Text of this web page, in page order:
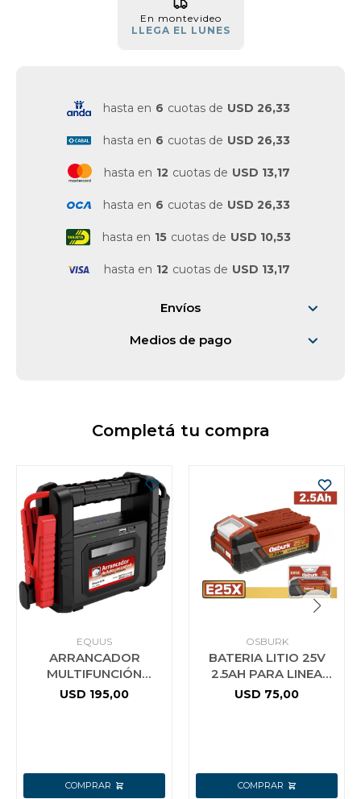
En montevideo
LLEGA EL LUNES
hasta en 6 cuotas de USD 26,33
hasta en 6 cuotas de USD 26,33
hasta en 12 cuotas de USD 13,17
hasta en 6 cuotas de USD 26,33
hasta en 15 cuotas de USD 10,53
hasta en 12 cuotas de USD 13,17
Envíos
Medios de pago
Completá tu compra
EQUUS
ARRANCADOR
MULTIFUNCIÓN
PORTÁTIL 16000MAH
USD 195,00
OSBURK
BATERIA LITIO 25V
2.5AH PARA LINEA
E25X USO INDUSTRIAL
USD 75,00
Vestimenta y calzado